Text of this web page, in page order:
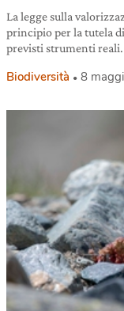
La legge sulla
principio per la tutela
previsti strumenti reali.
Biodiversità 8